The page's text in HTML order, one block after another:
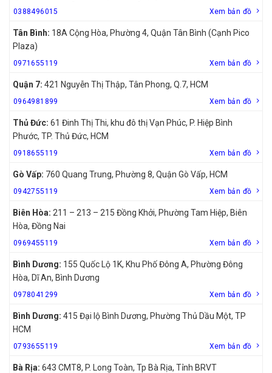
0388496015 Xem bản đồ
Tân Bình: 18A Cộng Hòa, Phường 4, Quận Tân Bình (Cạnh Pico
Plaza)
0971655119 Xem bản đồ
Quận 7: 421 Nguyễn Thị Thập, Tân Phong, Q.7, HCM
0964981899 Xem bản đồ
Thủ Đức: 61 Đinh Thị Thi, khu đô thị Vạn Phúc, P. Hiệp Bình
Phước, TP. Thủ Đức, HCM
0918655119 Xem bản đồ
Gò Vấp: 760 Quang Trung, Phường 8, Quận Gò Vấp, HCM
0942755119 Xem bản đồ
Biên Hòa: 211 – 213 – 215 Đồng Khởi, Phường Tam Hiệp, Biên
Hòa, Đồng Nai
0969455119 Xem bản đồ
Bình Dương: 155 Quốc Lộ 1K, Khu Phố Đông A, Phường Đông
Hòa, Dĩ An, Bình Dương
0978041299 Xem bản đồ
Bình Dương: 415 Đại lộ Bình Dương, Phường Thủ Dầu Một, TP
HCM
0793655119 Xem bản đồ
Bà Rịa: 643 CMT8, P. Long Toàn, Tp Bà Rịa, Tỉnh BRVT